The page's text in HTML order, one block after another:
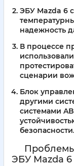
ЭБУ Mazda 6
надежность
В процессе
сценарии
Блок
другими
системами
безопасности.
ЭБУ Mazda 6